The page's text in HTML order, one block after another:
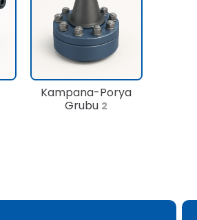
Kampana-Porya
Grubu 2